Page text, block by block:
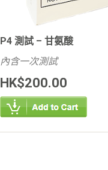
P4 測試 – 甘氨酸
內含一次測試
HK$200.00